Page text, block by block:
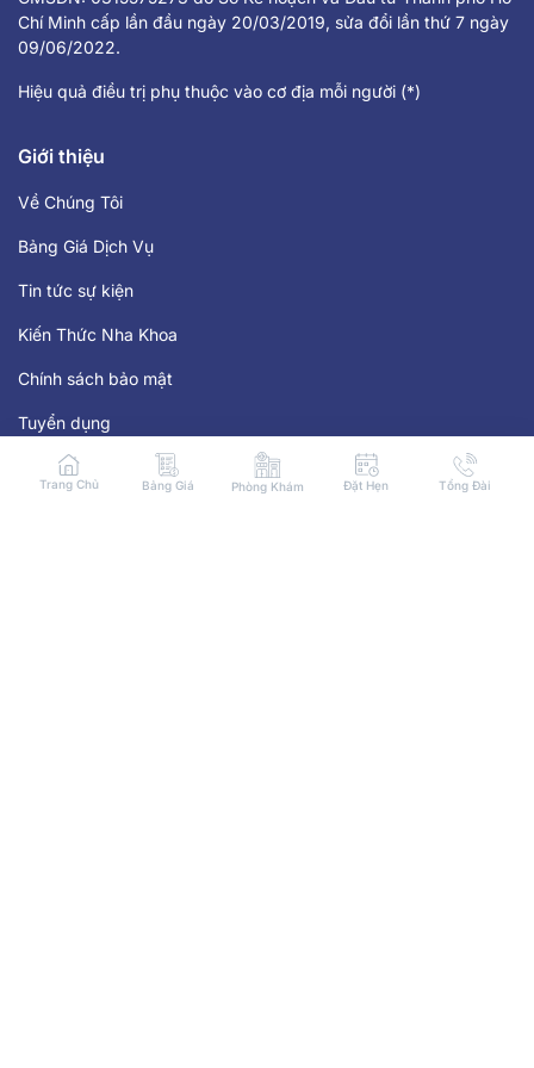
Chí Minh cấp lần đầu ngày 20/03/2019, sửa đổi lần thứ 7 ngày
09/06/2022.
Hiệu quả điều trị phụ thuộc vào cơ địa mỗi người (*)
Giới thiệu
Về Chúng Tôi
Bảng Giá Dịch Vụ
Tin tức sự kiện
Kiến Thức Nha Khoa
Chính sách bảo mật
Tuyển dụng
Hệ thống phòng khám
Trang Chủ Bảng Giá Phòng Khám Đặt Hẹn Tổng Đài